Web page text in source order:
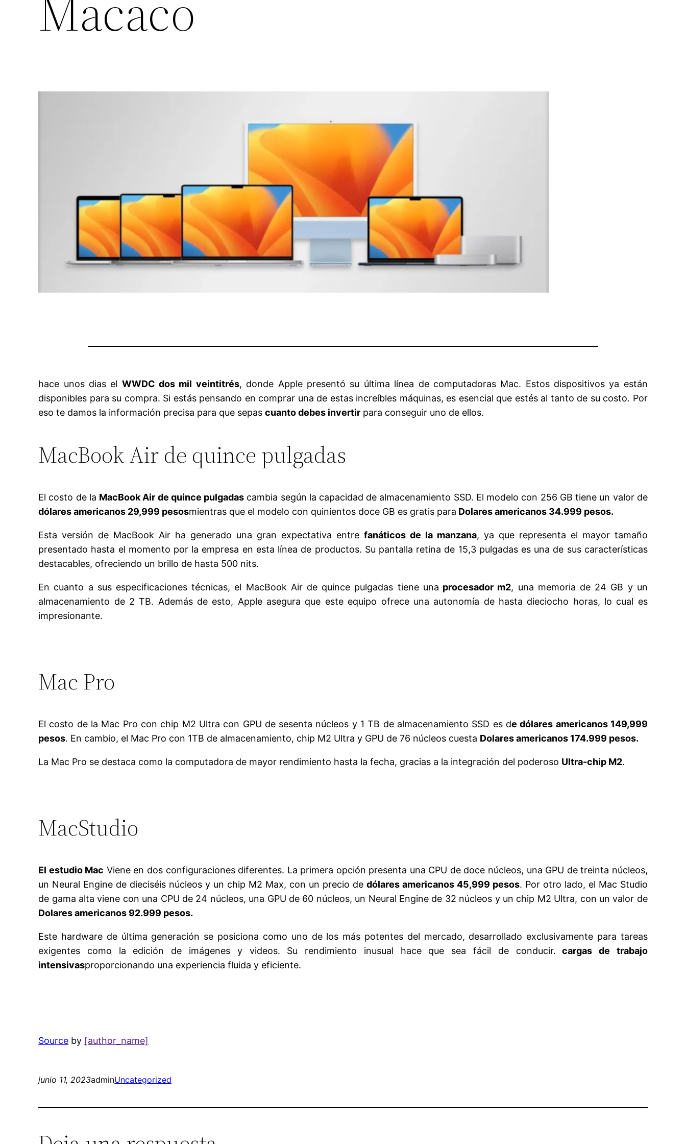
hace unos dias el WWDC dos mil veintitrés, donde Apple presentó su última línea de computadoras Mac. Estos dispositivos ya están
disponibles para su compra. Si estás pensando en comprar una de estas increíbles máquinas, es esencial que estés al tanto de su costo. Por
eso te damos la información precisa para que sepascuanto debes invertir para conseguir uno de ellos.
MacBook Air de quince pulgadas
El costo de la MacBook Air de quince pulgadas cambia según la capacidad de almacenamiento SSD. El modelo con 256 GB tiene un valor de
dólares americanos 29,999 pesosmientras que el modelo con quinientos doce GB es gratis para Dolares americanos 34.999 pesos.
Esta versión de MacBook Air ha generado una gran expectativa entre fanáticos de la manzana, ya que representa el mayor tamaño
presentado hasta el momento por la empresa en esta línea de productos. Su pantalla retina de 15,3 pulgadas es una de sus características
destacables, ofreciendo un brillo de hasta 500 nits.
En cuanto a sus especificaciones técnicas, el MacBook Air de quince pulgadas tiene una procesador m2, una memoria de 24 GB y un
almacenamiento de 2 TB. Además de esto, Apple asegura que este equipo ofrece una autonomía de hasta dieciocho horas, lo cual es
impresionante.
Mac Pro
El costo de la Mac Pro con chip M2 Ultra con GPU de sesenta núcleos y 1 TB de almacenamiento SSD es de dólares americanos 149,999
pesos. En cambio, el Mac Pro con 1TB de almacenamiento, chip M2 Ultra y GPU de 76 núcleos cuesta Dolares americanos 174.999 pesos.
La Mac Pro se destaca como la computadora de mayor rendimiento hasta la fecha, gracias a la integración del poderoso Ultra-chip M2.
MacStudio
El estudio Mac Viene en dos configuraciones diferentes. La primera opción presenta una CPU de doce núcleos, una GPU de treinta núcleos,
un Neural Engine de dieciséis núcleos y un chip M2 Max, con un precio de dólares americanos 45,999 pesos. Por otro lado, el Mac Studio
de gama alta viene con una CPU de 24 núcleos, una GPU de 60 núcleos, un Neural Engine de 32 núcleos y un chip M2 Ultra, con un valor de
Dolares americanos 92.999 pesos.
Este hardware de última generación se posiciona como uno de los más potentes del mercado, desarrollado exclusivamente para tareas
exigentes como la edición de imágenes y videos. Su rendimiento inusual hace que sea fácil de conducir. cargas de trabajo
intensivasproporcionando una experiencia fluida y eficiente.
Source by [author_name]
junio 11, 2023adminUncategorized